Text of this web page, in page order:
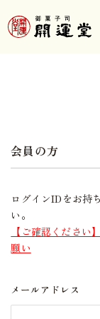
会員の方
ログインIDをお持
い。
【ご確認ください
願い
メールアドレス